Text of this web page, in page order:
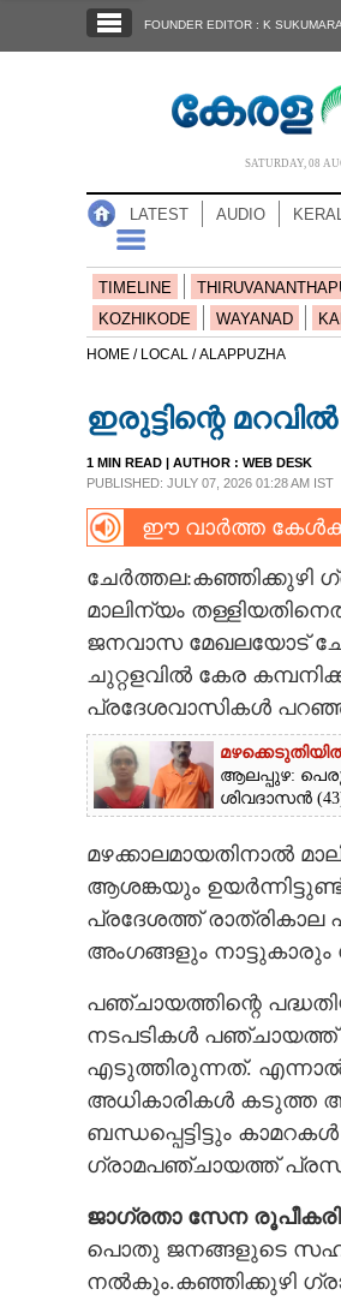
NOTIFIED NEWS
NEWS 360
CASE DIARY
LIFESTYLE
FOUNDER EDITOR : K
SATURDAY, 08
LATEST AUDIO
TIMELINE
KOZHIKODE
WAYANAD
HOME / LOCAL /ALAPPUZHA
ഇരുട്ടിന്റെ
1 MIN READ | AUTHOR : WEB DESK
PUBLISHED: JULY 07, 2026 01:28 AM IST
ഈ വാർത്ത
ചേർത്തല:കഞ്ഞിക്കുഴി
മാലിന്യം
ജനവാസ മേഖലയോട്
ചുറ്റളവിൽ കേര
പ്രദേശവാസികൾ
ആലപ്പുഴ:
ശിവദാസൻ
മഴക്കാലമായതിനാൽ
ആശങ്കയും
പ്രദേശത്ത്
അംഗങ്ങളും നാട്ടുകാരും
പഞ്ചായത്തിന്റെ
നടപടികൾ പഞ്ചായത്ത്
എടുത്തിരുന്നത്. എന്നാൽ
അധികാരികൾ കടുത്ത
ബന്ധപ്പെട്ടിട്ടും
ഗ്രാമപഞ്ചായത്ത്
ജാഗ്രതാ സേന
പൊതു ജനങ്ങളുടെ
നൽകും.കഞ്ഞിക്കുഴി